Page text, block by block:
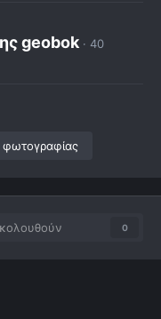
geobok · 40
φωτογραφίας
0